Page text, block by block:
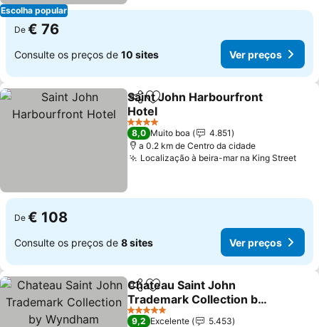
Escolha popular
De € 76
Consulte os preços de 10 sites Ver preços
PartilharAdicionar aos favoritos
Saint John Harbourfront
Hotel
4 Estrelas
8,0 Muito boa
4.851
a 0.2 km de Centro da cidade
Localização à beira-mar na King Street
De € 108
Consulte os preços de 8 sites Ver preços
PartilharAdicionar aos favoritos
Chateau Saint John
Trademark Collection by
Wyndham
5 Estrelas
9,2 Excelente
5.453